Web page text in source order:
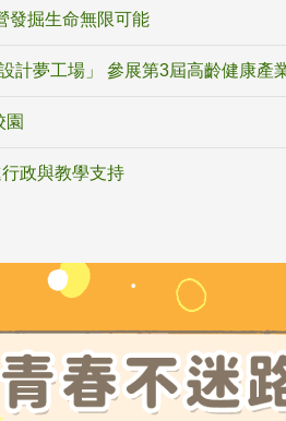
發掘生命無限可能
計夢工場」 參展第3屆高齡健康產
園
政與教學支持